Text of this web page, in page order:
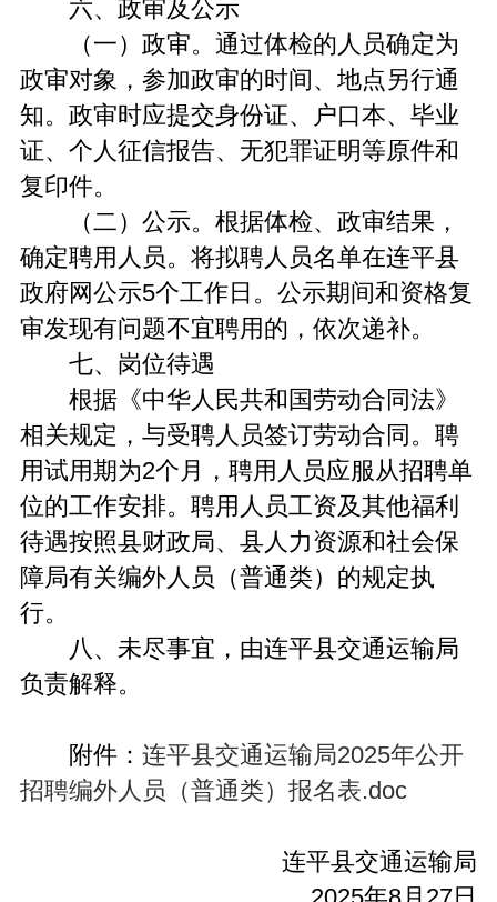
六、政审及公示
（一）政审。通过体检的人员确定为
政审对象，参加政审的时间、地点另行通
知。政审时应提交身份证、户口本、毕业
证、个人征信报告、无犯罪证明等原件和
复印件。
（二）公示。根据体检、政审结果，
确定聘用人员。将拟聘人员名单在连平县
政府网公示5个工作日。公示期间和资格复
审发现有问题不宜聘用的，依次递补。
七、岗位待遇
根据《中华人民共和国劳动合同法》
相关规定，与受聘人员签订劳动合同。聘
用试用期为2个月，聘用人员应服从招聘单
位的工作安排。聘用人员工资及其他福利
待遇按照县财政局、县人力资源和社会保
障局有关编外人员（普通类）的规定执
行。
八、未尽事宜，由连平县交通运输局
负责解释。
附件： 连平县交通运输局2025年公开
招聘编外人员（普通类）报名表.doc
连平县交通运输局